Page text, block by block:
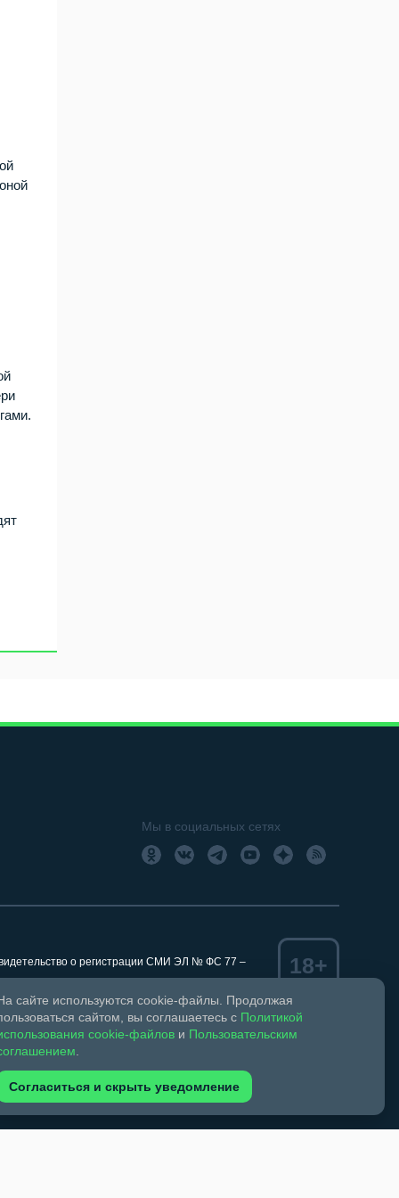
Мы в социальных сетях
о регистрации СМИ ЭЛ № ФС 77 –
праве и смежных правах.
Запрещается перепечатка более 30%
при указании автора фото и ссылки на
18+
сайте используются cookie-файлы. Продолжая
сайтом, вы соглашаетесь с Политикой
cookie-файлов и Пользовательским
Согласиться и скрыть уведомление